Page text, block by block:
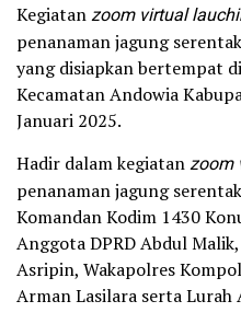
Kegiatanzoom virtual
penanaman jagung
yang disiapkan bertempat
Kecamatan Andowia
Januari 2025.
Hadir dalam kegiatanzoom
penanaman jagung
Komandan Kodim 1430
Anggota DPRD Abdul
Asripin, Wakapolres
Arman Lasilara serta Lurah